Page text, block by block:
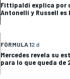
Fittipaldi explica por
Antonelli y Russell es
FÓRMULA 12 d
Mercedes revela su
para lo que queda de